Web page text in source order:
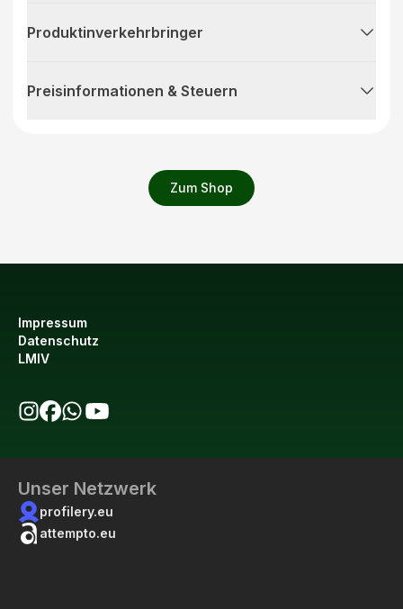
Zum Shop
Produktinverkehrbringer
Preisinformationen & Steuern
Impressum
Datenschutz
LMIV
Unser Netzwerk
profilery.eu
attempto.eu